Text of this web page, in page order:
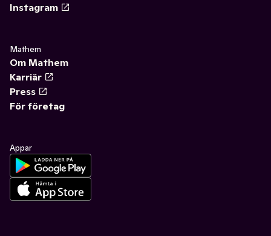
Instagram
Mathem
Om Mathem
Karriär
Press
För företag
Appar